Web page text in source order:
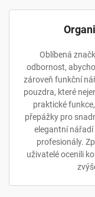
Oblíbená
odbornost,
zároveň funkční
pouzdra, které
praktické
přepážky pro
elegantní nářadí
profesionály.
uživatelé ocenili